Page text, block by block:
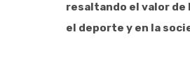
resaltando el valor de
el deporte y en la